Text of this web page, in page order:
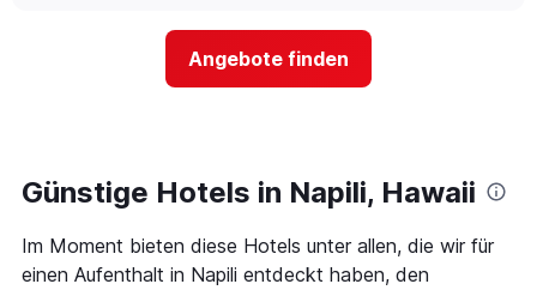
Zimmerpreis
anzeigt.
durchschnittlichen
jeweiligen
Wochentag.
Diagramm
hat
Angebote finden
Günstige Hotels in Napili, Hawaii
Im Moment bieten diese Hotels unter allen, die wir für
einen Aufenthalt in Napili entdeckt haben, den